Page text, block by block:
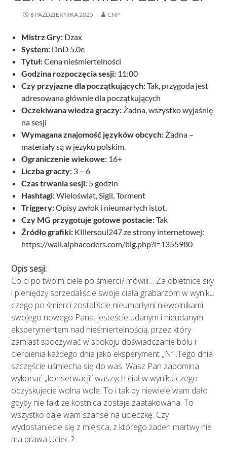
6 PAŹDZIERNIKA 2025 CNP
Mistrz Gry: Dzax
System: DnD 5.0e
Tytuł:Cena nieśmiertelności
Godzina rozpoczęcia sesji: 11:00
Czy przyjazne dla początkujących:Tak, przygoda jest
adresowana głównie dla początkujących
Oczekiwana wiedza graczy: Żadna, wszystko wyjaśnię
na sesji
Wymagana znajomość języków obcych: Żadna –
materiały są w jezyku polskim.
Ograniczenie wiekowe: 16+
Liczba graczy: 3 – 6
Czas trwania sesji: 5 godzin
Hashtagi:Wieloświat, Sigil, Torment
Triggery:Opisy zwłok i nieumarłych istot,
Czy MG przygotuje gotowe postacie:Tak
Źródło grafiki: KIllersoul247 ze strony internetowej:
https://wall.alphacoders.com/big.php?i=1355980
Opis sesji:
Co ci po twoim ciele po śmierci? mówili… Za obietnice siły
i pieniędzy sprzedaliście swoje ciała grabarzom w wyniku
czego po śmierci zostaliście nieumarłymi niewolnikami
swojego nowego Pana. jesteście udanym i nieudanym
eksperymentem nad nieśmiertelnością, przez który
zamiast spoczywać w spokoju doświadczanie bólu i
cierpienia każdego dnia jako eksperyment „N” .Tego dnia
szczęście uśmiecha się do was. Wasz Pan zapomina
wykonać „konserwacji” waszych ciał w wyniku czego
odzyskujecie wolna wole. To i tak by niewiele wam dało
gdyby nie fakt że kostnica zostaje zaatakowana. To
wszystko daje wam szanse na ucieczkę. Czy
wydostaniecie się z miejsca, z którego żaden martwy nie
ma prawa Uciec ?